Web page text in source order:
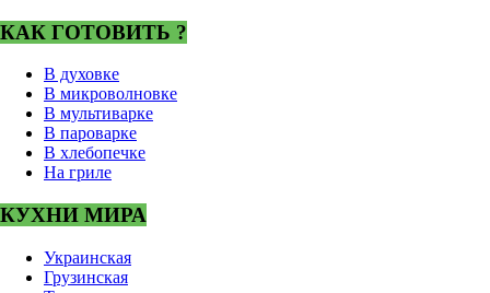
КАК ГОТОВИТЬ ?
В духовке
В микроволновке
В мультиварке
В пароварке
В хлебопечке
На гриле
КУХНИ МИРА
Украинская
Грузинская